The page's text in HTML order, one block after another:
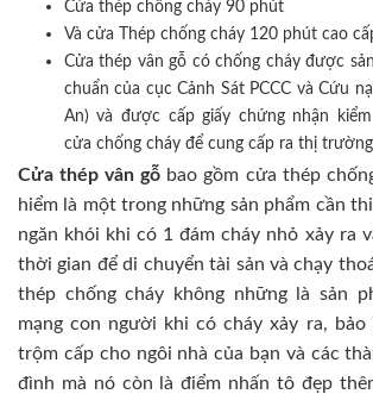
Cửa thép chống cháy 90 phút
Và cửa Thép chống cháy 120 phút cao
Cửa thép vân gỗ có chống cháy được
chuẩn của cục Cảnh Sát PCCC và Cứu
An) và được cấp giấy chứng nhận
cửa chống cháy để cung cấp ra thị
Cửa thép vân gỗ bao gồm cửa thép
hiểm là một trong những sản phẩm cần
ngăn khói khi có 1 đám cháy nhỏ xảy ra
thời gian để di chuyển tài sản và chạy
thép chống cháy không những là sản
mạng con người khi có cháy xảy ra, bảo
trộm cấp cho ngôi nhà của bạn và các
đình mà nó còn là điểm nhấn tô đẹp